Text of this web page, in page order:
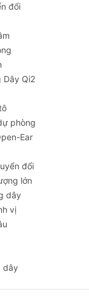
Segway
hơn:Chọn
phức tạp:
Điện Mini
lượng bền bỉ
Mini
nhỏ gọn, tiết
đổi
Dây Qi2
phòng
Ear
đổi
lớn
dây
vị
dây